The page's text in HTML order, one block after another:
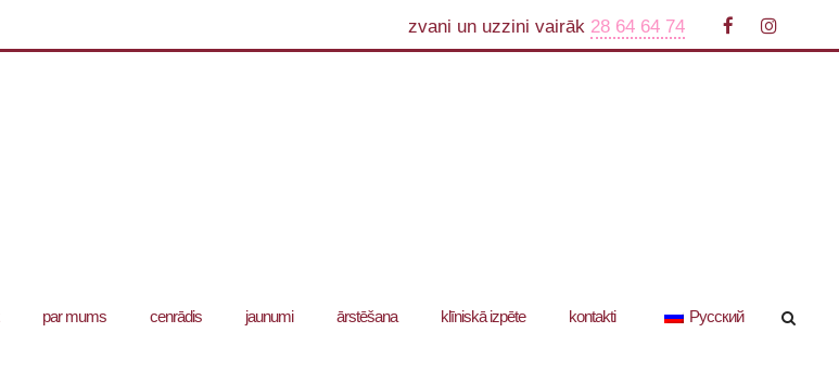
zvani un uzzini vairāk 28 64 64 74
par mums cenrādis jaunumi ārstēšana klīniskā izpēte kontakti Русский